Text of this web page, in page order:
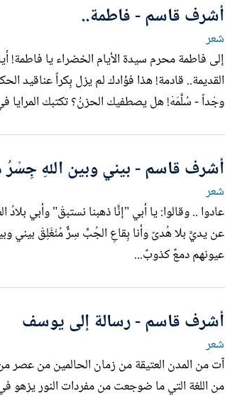
أشرف قاسم - فاطمة..
شعر
إلى فاطمة محرم
وجْداً - سُلَّمَهْ! هل يصطفيك الحزنُ؟ تكتبك المرايا في انعكاسات...
أشرف قاسم - بيني وبين اللهِ جِسْرُ
شعر
عادوا .. وقالوا: يا أبي "إنَّا ذهبنا نستبقْ" وأبي
عيونهم دمعٌ كذوبٌ...
أشرف قاسم - رسالة إلى يوسف
شعر
آت من المدن العتيقة من زمان الحالمين من عصر